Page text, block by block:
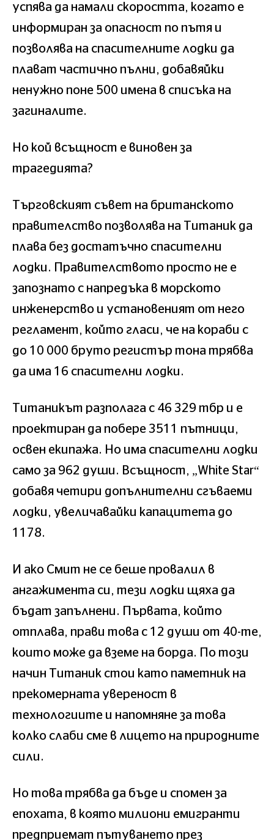
успява да намали скоростта, когато е
информиран за опасност по пътя и
позволява на спасителните лодки да
плават частично пълни, добавяйки
ненужно поне 500 имена в списъка на
загиналите.
Но кой всъщност е виновен за
трагедията?
Търговският съвет на британското
правителство позволява на Титаник да
плава без достатъчно спасителни
лодки. Правителството просто не е
запознато с напредъка в морското
инженерство и установеният от него
регламент, който гласи, че на кораби с
до 10 000 бруто регистър тона трябва
да има 16 спасителни лодки.
Титаникът разполага с 46 329 тбр и е
проектиран да побере 3511 пътници,
освен екипажа. Но има спасителни лодки
само за 962 души. Всъщност, „White Star“
добавя четири допълнителни сгъваеми
лодки, увеличавайки капацитета до
1178.
И ако Смит не се беше провалил в
ангажимента си, тези лодки щяха да
бъдат запълнени. Първата, който
отплава, прави това с 12 души от 40-те,
които може да вземе на борда. По този
начин Титаник стои като паметник на
прекомерната увереност в
технологиите и напомняне за това
колко слаби сме в лицето на природните
сили.
Но това трябва да бъде и спомен за
епохата, в която милиони емигранти
предприемат пътуването през